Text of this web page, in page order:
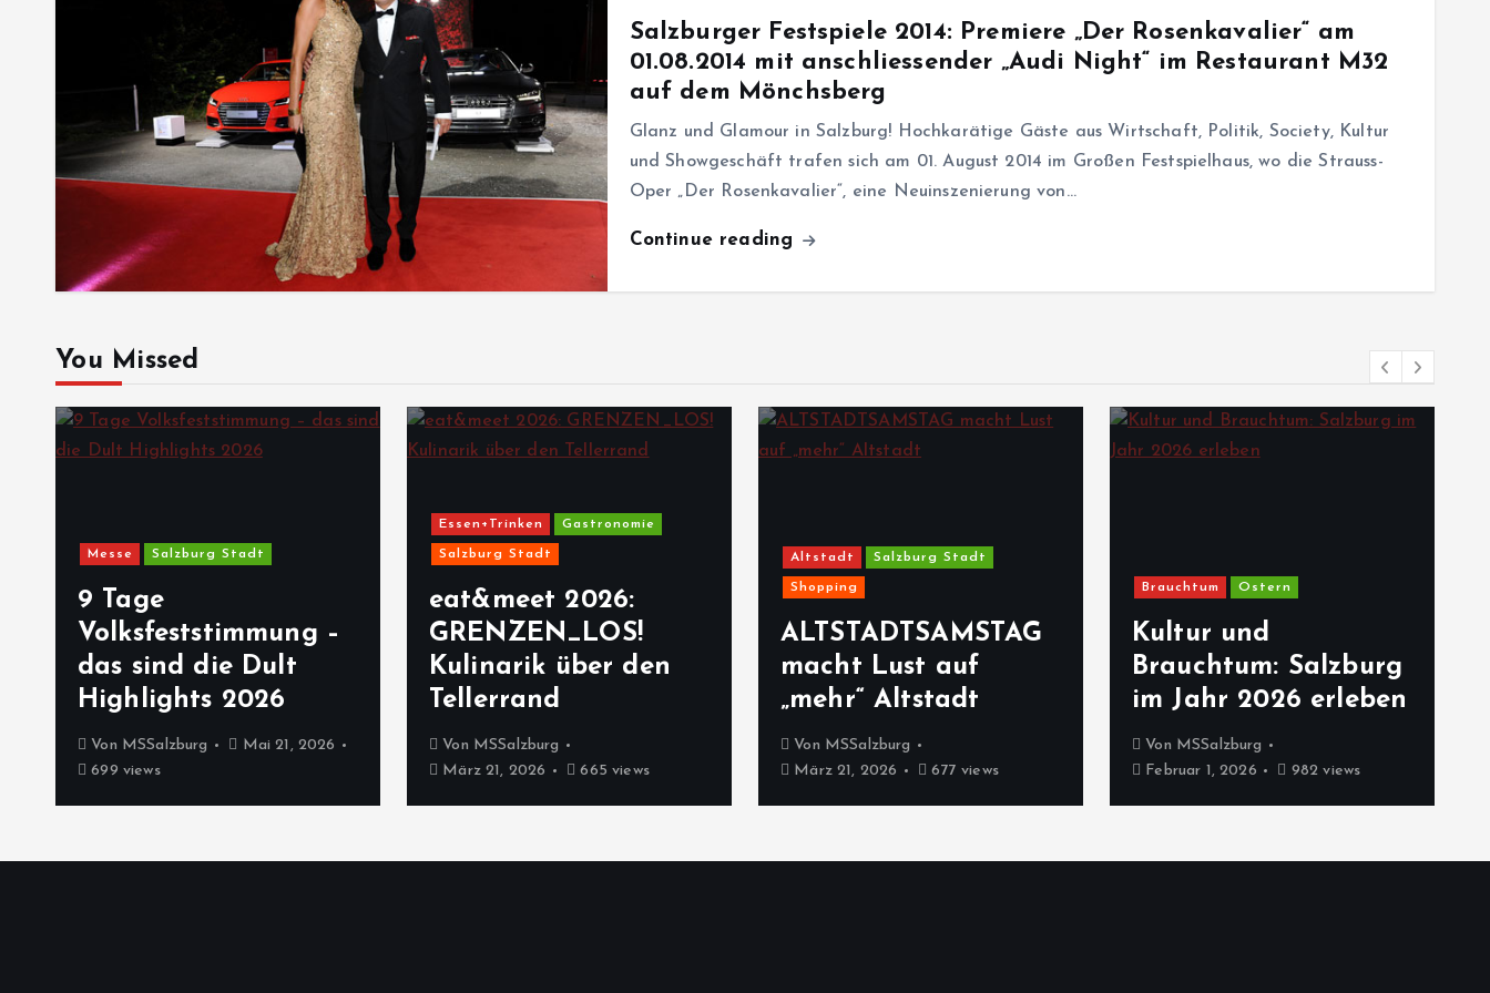
Salzburger Festspiele 2014: Premiere „Der Rosenkavalier“ am
01.08.2014 mit anschliessender „Audi Night“ im Restaurant M32
auf dem Mönchsberg
Glanz und Glamour in Salzburg! Hochkarätige Gäste aus Wirtschaft, Politik, Society, Kultur
und Showgeschäft trafen sich am 01. August 2014 im Großen Festspielhaus, wo die Strauss-
Oper „Der Rosenkavalier“, eine Neuinszenierung von…
Continue reading
You Missed
Messe Salzburg Stadt
9 Tage
Volksfeststimmung –
das sind die Dult
Highlights 2026
Von MSSalzburg
Mai 21, 2026
699 views
Essen+Trinken Gastronomie
Salzburg Stadt
eat&meet 2026:
GRENZEN_LOS!
Kulinarik über den
Tellerrand
Von MSSalzburg
März 21, 2026
665 views
Altstadt Salzburg Stadt
Shopping
ALTSTADTSAMSTAG
macht Lust auf
„mehr“ Altstadt
Von MSSalzburg
März 21, 2026
677 views
Brauchtum Ostern
Kultur und
Brauchtum: Salzburg
im Jahr 2026 erleben
Von MSSalzburg
Februar 1, 2026
982 views